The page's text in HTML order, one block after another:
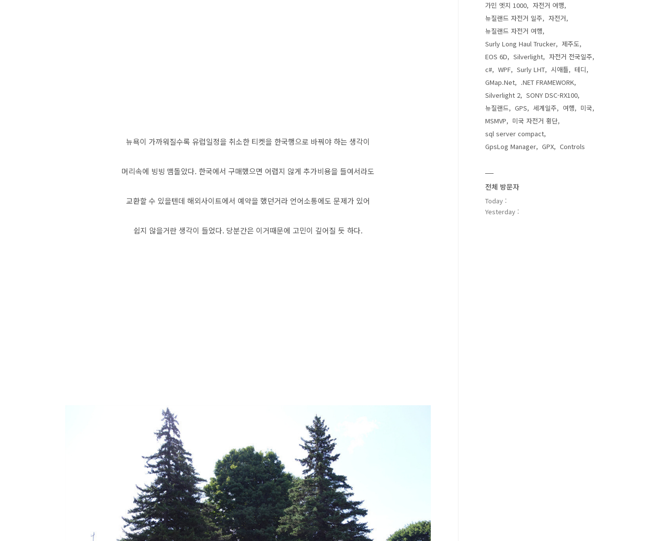
뉴욕이 가까워질수록 유럽일정을 취소한 티켓을 한국행으로 바꿔야 하는 생각이
머리속에 빙빙 맴돌았다. 한국에서 구매했으면 어렵지 않게 추가비용을 들여서라도
교환할 수 있을텐데 해외사이트에서 예약을 했던거라 언어소통에도 문제가 있어
쉽지 않을거란 생각이 들었다. 당분간은 이거때문에 고민이 깊어질 듯 하다.
가민 엣지 1000
자전거 여행
뉴질랜드 자전거 일주
자전거
뉴질랜드 자전거 여행
Surly Long Haul Trucker
제주도
EOS 6D
Silverlight
자전거 전국일주
c#
WPF Surly LHT 시애틀
테디
GMap.Net
.NET FRAMEWORK
Silverlight 2
SONY DSC-RX100
뉴질랜드
GPS 세계일주 여행
미국
MSMVP
미국 자전거 횡단
sql server compact
GpsLog Manager
GPX Controls
전체 방문자
Today :
Yesterday :